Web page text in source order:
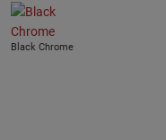
Black Chrome